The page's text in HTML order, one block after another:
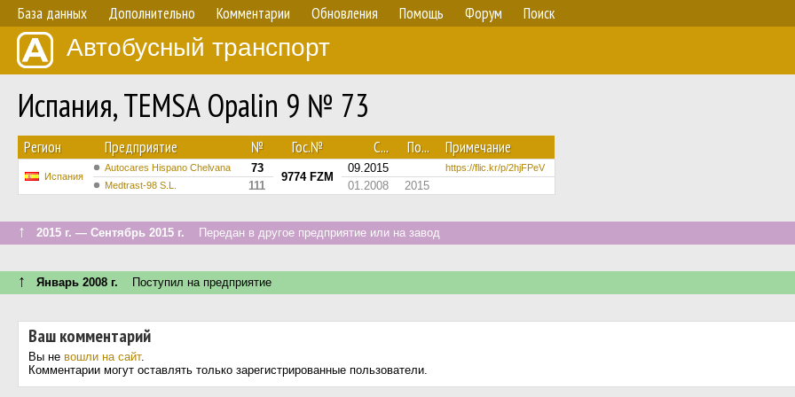
База данных Дополнительно Комментарии Обновления Помощь Форум Поиск
Автобусный транспорт
Испания, TEMSA Opalin 9 № 73
Регион Предприятие № Гос.№ С... По... Примечание
Испания
Autocares Hispano Chelvana 73
9774 FZM
09.2015
https://flic.kr/p/2hjFPeV
Medtrast-98 S.L.
111 01.2008 2015
↑ 2015 г. — Сентябрь 2015 г. Передан в другое предприятие или на завод
↑ Январь 2008 г. Поступил на предприятие
Ваш комментарий
Вы не вошли на сайт.
Комментарии могут оставлять только зарегистрированные пользователи.